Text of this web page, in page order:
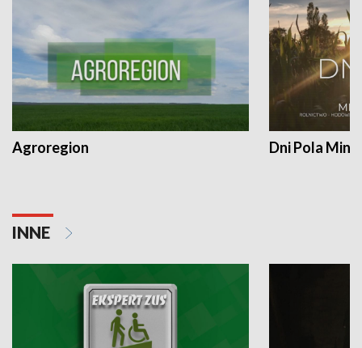
Agroregion Dni Pola
INNE